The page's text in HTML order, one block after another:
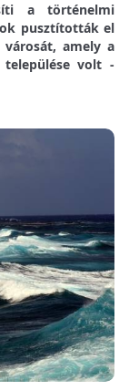
a történelmi
pusztították el
amely a
települése volt -